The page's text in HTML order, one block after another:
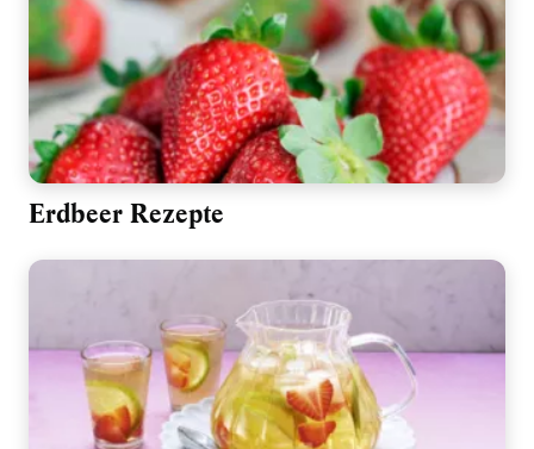
Erdbeer Rezepte